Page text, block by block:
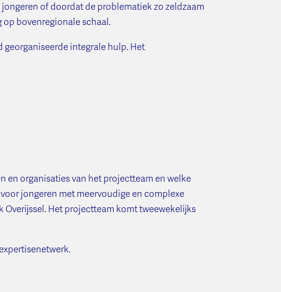
of doordat de problematiek zo zeldzaam
op bovenregionale schaal.
georganiseerde integrale hulp. Het
en organisaties van het projectteam en welke
jongeren met meervoudige en complexe
Overijssel. Het projectteam komt tweewekelijks